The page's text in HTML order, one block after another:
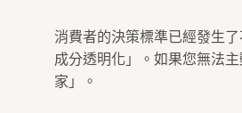
消費者的決策標準已經發生
成分透明化」。如果您無法
家」。